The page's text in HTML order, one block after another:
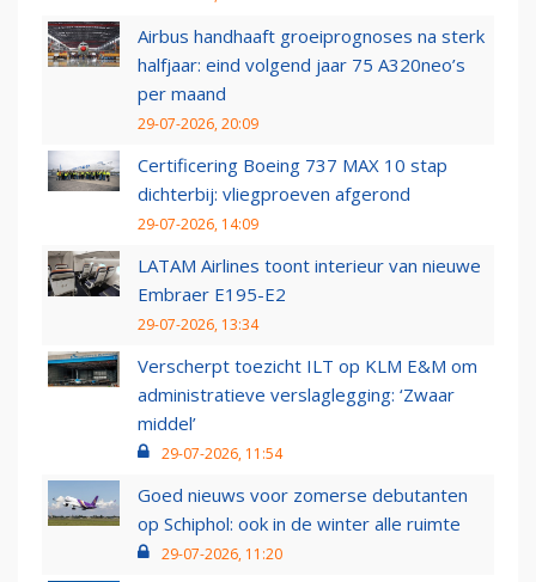
Airbus handhaaft groeiprognoses na sterk
halfjaar: eind volgend jaar 75 A320neo’s
per maand
29-07-2026, 20:09
Certificering Boeing 737 MAX 10 stap
dichterbij: vliegproeven afgerond
29-07-2026, 14:09
LATAM Airlines toont interieur van nieuwe
Embraer E195-E2
29-07-2026, 13:34
Verscherpt toezicht ILT op KLM E&M om
administratieve verslaglegging: ‘Zwaar
middel’
29-07-2026, 11:54
Goed nieuws voor zomerse debutanten
op Schiphol: ook in de winter alle ruimte
29-07-2026, 11:20